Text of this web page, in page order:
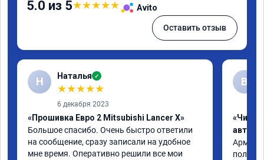
5.0 из 5★★★★★ Avito
Оставить отзыв
Н Наталья ✓
★★★★★
6 декабря 2023
«Прошивка Евро 2 Mitsubishi Lancer X»
Большое спасибо. Очень быстро ответили
на сообщение, сразу записали на удобное
мне время. Оперативно решили все мои
В
«Чип
Арман
полет